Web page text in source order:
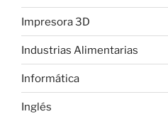
Impresora 3D
Industrias Alimentarias
Informática
Inglés